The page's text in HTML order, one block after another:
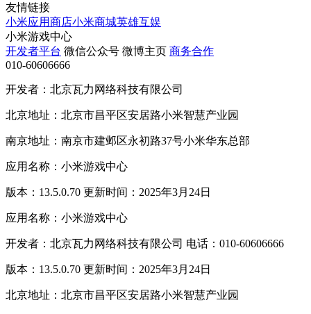
友情链接
小米应用商店小米商城英雄互娱
小米游戏中心
开发者平台 微信公众号 微博主页 商务合作
010-60606666
开发者：北京瓦力网络科技有限公司
北京地址：北京市昌平区安居路小米智慧产业园
南京地址：南京市建邺区永初路37号小米华东总部
应用名称：小米游戏中心
版本：13.5.0.70 更新时间：2025年3月24日
应用名称：小米游戏中心
开发者：北京瓦力网络科技有限公司 电话：010-60606666
版本：13.5.0.70 更新时间：2025年3月24日
北京地址：北京市昌平区安居路小米智慧产业园